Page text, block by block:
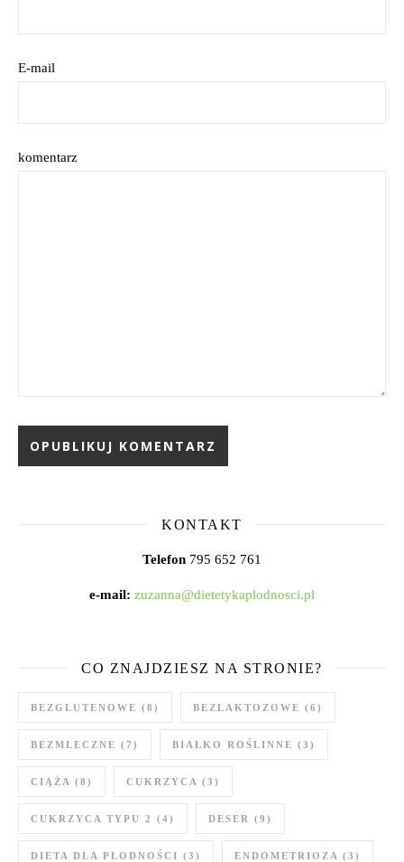
E-mail
komentarz
KONTAKT
Telefon 795 652 761
e-mail: zuzanna@dietetykaplodnosci.pl
CO ZNAJDZIESZ NA STRONIE?
BEZGLUTENOWE (8) BEZLAKTOZOWE (6)
BEZMLECZNE (7) BIAŁKO ROŚLINNE (3)
CIĄŻA (8) CUKRZYCA (3)
CUKRZYCA TYPU 2 (4) DESER (9)
DIETA DLA PŁODNOŚCI (3) ENDOMETRIOZA (3)